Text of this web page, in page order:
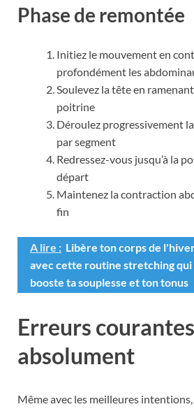
Phase de remontée
Initiez le mouvement en
profondément les
Soulevez la tête en
poitrine
Déroulez progressivement
par segment
Redressez-vous jusqu’à la
départ
Maintenez la contraction
fin
A lire : Libère ton corps de
avec cette routine stretching qui
booste ta souplesse et ton tonus
Erreurs
absolument
Même avec les meilleures